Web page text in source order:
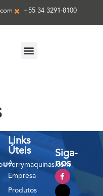
+55 34 3291-8100
Links
Úteis
A
Empresa
Produtos
Siga-
nos